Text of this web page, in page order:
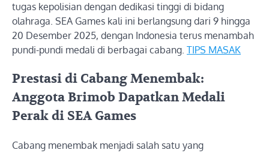
tugas kepolisian dengan dedikasi tinggi di bidang
olahraga. SEA Games kali ini berlangsung dari 9 hingga
20 Desember 2025, dengan Indonesia terus menambah
pundi-pundi medali di berbagai cabang. TIPS MASAK
Prestasi di Cabang Menembak:
Anggota Brimob Dapatkan Medali
Perak di SEA Games
Cabang menembak menjadi salah satu yang